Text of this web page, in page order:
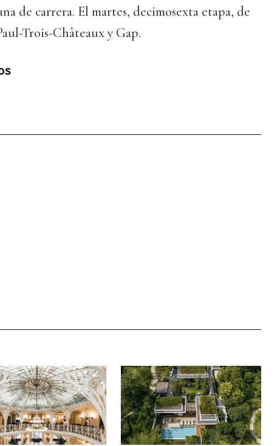
de carrera. El martes, decimosexta etapa, de
Trois-Châteaux y Gap.